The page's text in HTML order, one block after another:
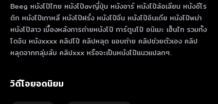
Beeg หนังโป๊ไทย หนังโป๊avญี่ปุ่น หนังอาร์ หนังโป๊ล้อเลียน หนังอีโร
ติก หนังโป๊เกาหลี หนังโป๊ฝรั่ง หนังโป๊จีน หนังโป๊อินเดีย หนังโป๊พม่า
หนังโป๊ลาว เบื้องหลังการถ่ายหนังโป๊ การ์ตูนโป๊ อนิเมะ เฮ็นไท รวมทั้ง
โดจิน หนังxxxx คลิปโป๊ คลิปหลุด แอบถ่าย คลิปช่วยตัวเอง คลิป
หลุดจากกลุ่มลับ คลิปxxx หรือจะเป็นหนังโป๊แนวแปลกๆ.
วิดีโอยอดนิยม